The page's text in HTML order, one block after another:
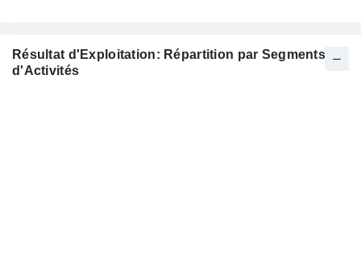
Résultat d'Exploitation: Répartition par Segments
d'Activités